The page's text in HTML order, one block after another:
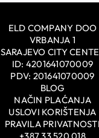
ELD COMPANY DOO
VRBANJA 1
SARAJEVO CITY
ID: 4201641070009
PDV: 201641070009
BLOG
NAČIN PLAĆANJA
USLOVI KORIŠTENJA
PRAVILA PRIVATNOSTI